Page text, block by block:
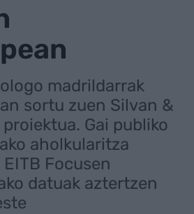
madrildarrak
sortu zuen Silvan &
Gai publiko
aholkularitza
Focusen
datuak aztertzen